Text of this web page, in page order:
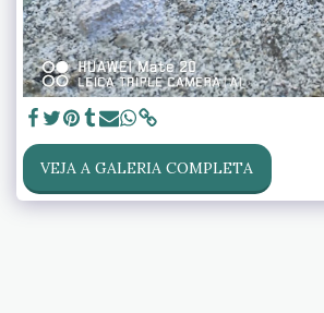
VEJA A GALERIA COMPLETA